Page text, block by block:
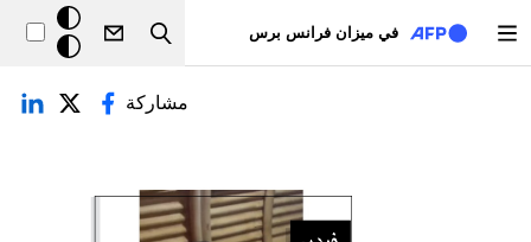
في ميزان فرانس برس
Search
خلفيّة
داكنة
التبويبات الأساسية
مشاركة